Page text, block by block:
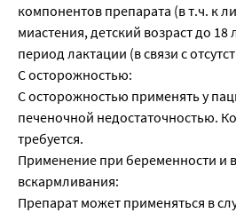
компонентов препарата (в т.ч. к
миастения, детский возраст до 18
период лактации (в связи с
С осторожностью:
С осторожностью применять у
печеночной недостаточностью.
требуется.
Применение при беременности и
вскармливания:
Препарат может применяться в